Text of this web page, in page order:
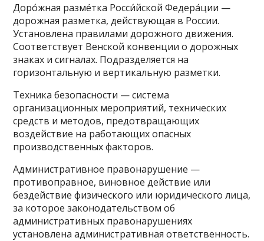
Доро́жная размéтка Росси́йской Федера́ции —
дорожная разметка, действующая в России.
Установлена правилами дорожного движения.
Соответствует Венской конвенции о дорожных
знаках и сигналах. Подразделяется на
горизонтальную и вертикальную разметки.
Техника безопасности — система
организационных мероприятий, технических
средств и методов, предотвращающих
воздействие на работающих опасных
производственных факторов.
Административное правонарушение —
противоправное, виновное действие или
бездействие физического или юридического лица,
за которое законодательством об
административных правонарушениях
установлена административная ответственность.